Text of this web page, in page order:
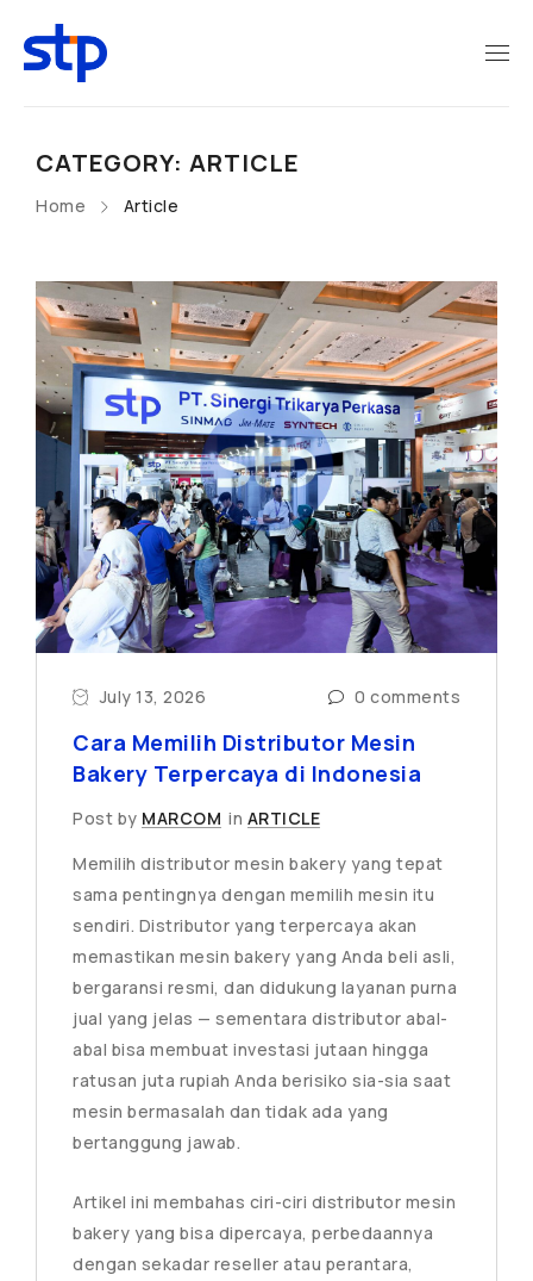
Home Article
CATEGORY: ARTICLE
July 13, 2026 0 comments
Cara Memilih Distributor Mesin
Bakery Terpercaya di Indonesia
Post by MARCOM in ARTICLE
Memilih distributor mesin bakery yang tepat
sama pentingnya dengan memilih mesin itu
sendiri. Distributor yang terpercaya akan
memastikan mesin bakery yang Anda beli asli,
bergaransi resmi, dan didukung layanan purna
jual yang jelas — sementara distributor abal-
abal bisa membuat investasi jutaan hingga
ratusan juta rupiah Anda berisiko sia-sia saat
mesin bermasalah dan tidak ada yang
bertanggung jawab.
Artikel ini membahas ciri-ciri distributor mesin
bakery yang bisa dipercaya, perbedaannya
dengan sekadar reseller atau perantara,